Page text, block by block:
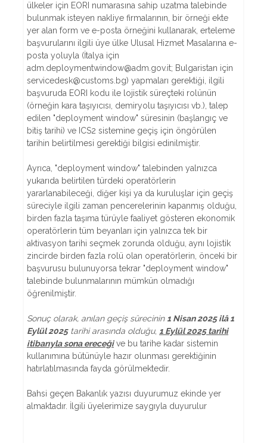
ülkeler için EORI numarasına sahip uzatma talebinde
bulunmak isteyen nakliye firmalarının, bir örneği ekte
yer alan form ve e-posta örneğini kullanarak, erteleme
başvurularını ilgili üye ülke Ulusal Hizmet Masalarına e-
posta yoluyla (İtalya için
adm.deploymentwindow@adm.gov.it; Bulgaristan için
servicedesk@customs.bg) yapmaları gerektiği, ilgili
başvuruda EORI kodu ile lojistik süreçteki rolünün
(örneğin kara taşıyıcısı, demiryolu taşıyıcısı vb.), talep
edilen "deployment window" süresinin (başlangıç ve
bitiş tarihi) ve ICS2 sistemine geçiş için öngörülen
tarihin belirtilmesi gerektiği bilgisi edinilmiştir.
Ayrıca, "deployment window" talebinden yalnızca
yukarıda belirtilen türdeki operatörlerin
yararlanabileceği, diğer kişi ya da kuruluşlar için geçiş
süreciyle ilgili zaman pencerelerinin kapanmış olduğu,
birden fazla taşıma türüyle faaliyet gösteren ekonomik
operatörlerin tüm beyanları için yalnızca tek bir
aktivasyon tarihi seçmek zorunda olduğu, aynı lojistik
zincirde birden fazla rolü olan operatörlerin, önceki bir
başvurusu bulunuyorsa tekrar "deployment window"
talebinde bulunmalarının mümkün olmadığı
öğrenilmiştir.
Sonuç olarak, anılan geçiş sürecinin 1 Nisan 2025 ilâ 1
Eylül 2025tarihi arasında olduğu, 1 Eylül 2025 tarihi
itibarıyla sona ereceğive bu tarihe kadar sistemin
kullanımına bütünüyle hazır olunması gerektiğinin
hatırlatılmasında fayda görülmektedir.
Bahsi geçen Bakanlık yazısı duyurumuz ekinde yer
almaktadır. İlgili üyelerimize saygıyla duyurulur